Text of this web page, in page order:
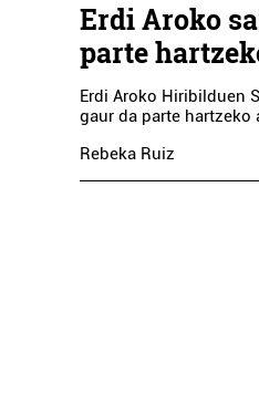
Erdi Aroko
parte
Erdi Aroko Hiribilduen
gaur da parte hartzeko
Rebeka Ruiz